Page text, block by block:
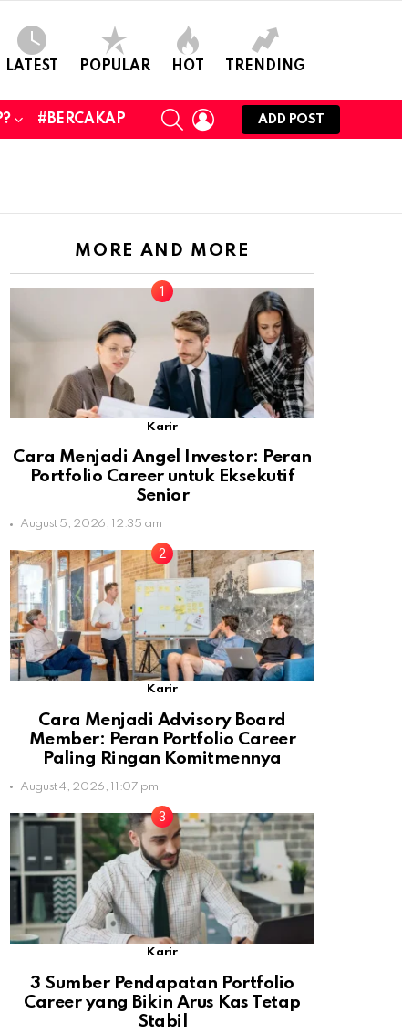
LATEST POPULAR HOT TRENDING
#BERCAKAP
SEARCHLOGIN
ADD POST
MORE AND MORE
Karir
Cara Menjadi Angel Investor: Peran
Portfolio Career untuk Eksekutif
Senior
August 5, 2026, 12:35 am
Karir
Cara Menjadi Advisory Board
Member: Peran Portfolio Career
Paling Ringan Komitmennya
August 4, 2026, 11:07 pm
Karir
3 Sumber Pendapatan Portfolio
Career yang Bikin Arus Kas Tetap
Stabil